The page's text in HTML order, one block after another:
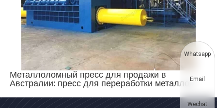
Металлоломный пресс для продажи в
Австралии: пресс для переработки металлов
Turkish
Thai
Swahili
German
Korean
Japanese
Urdu
Whatsapp
Email
Wechat